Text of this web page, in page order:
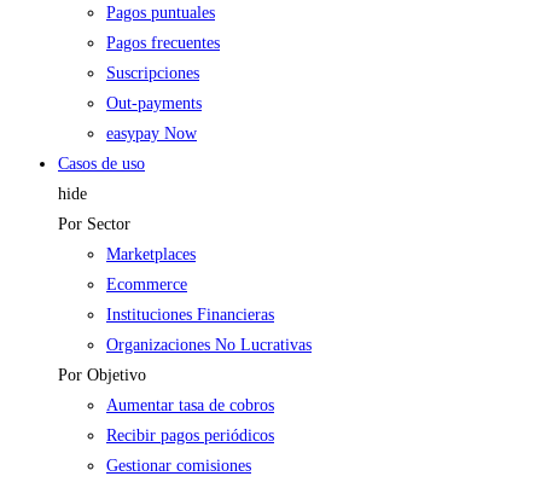
Pagos puntuales
Pagos frecuentes
Suscripciones
Out-payments
easypay Now
Casos de uso
hide
Por Sector
Marketplaces
Ecommerce
Instituciones Financieras
Organizaciones No Lucrativas
Por Objetivo
Aumentar tasa de cobros
Recibir pagos periódicos
Gestionar comisiones